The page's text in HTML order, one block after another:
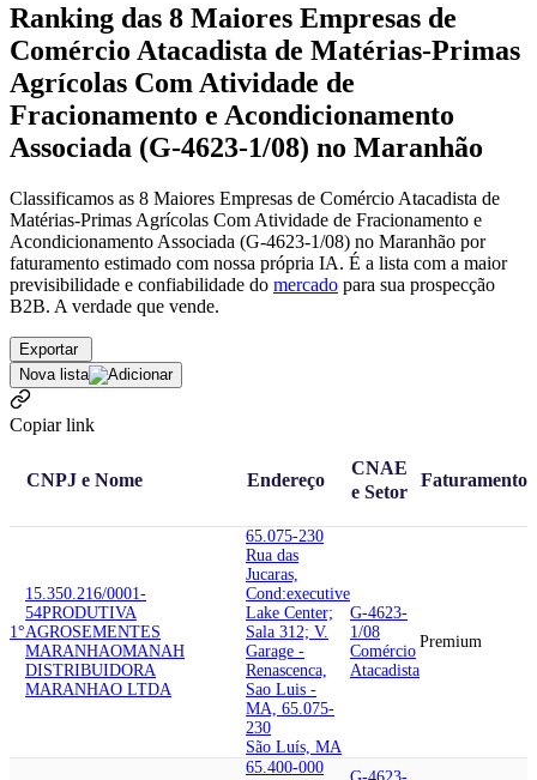
Ranking das 8 Maiores Empresas de
Comércio Atacadista de Matérias-Primas
Agrícolas Com Atividade de
Fracionamento e Acondicionamento
Associada (G-4623-1/08) no Maranhão
Classificamos as 8 Maiores Empresas de Comércio Atacadista de
Matérias-Primas Agrícolas Com Atividade de Fracionamento e
Acondicionamento Associada (G-4623-1/08) no Maranhão por
faturamento estimado com nossa própria IA. É a lista com a maior
previsibilidade e confiabilidade do mercado para sua prospecção
B2B. A verdade que vende.
Exportar
Nova lista
Copiar link
CNPJ e Nome Endereço
CNAE
e Setor
Faturamento
1°
15.350.216/0001-
54PRODUTIVA
AGROSEMENTES
MARANHAOMANAH
DISTRIBUIDORA
MARANHAO LTDA
65.075-230
Rua das
Jucaras,
Cond:executive
Lake Center;
Sala 312; V.
Garage -
Renascenca,
Sao Luis -
MA, 65.075-
230
São Luís, MA
G-4623-
1/08
Comércio
Atacadista
Premium
65.400-000